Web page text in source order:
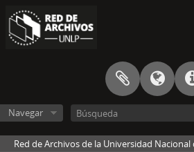
Navegar
Red de Archivos de la Universidad Nacional